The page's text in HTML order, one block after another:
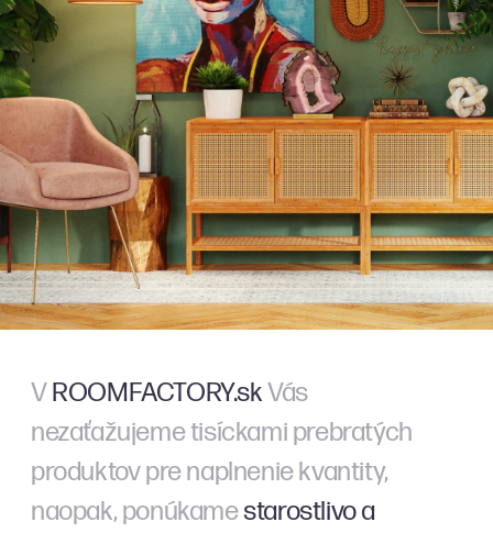
VROOMFACTORY.skVás
nezaťažujeme tisíckami prebratých
produktov pre naplnenie kvantity,
naopak, ponúkamestarostlivo a